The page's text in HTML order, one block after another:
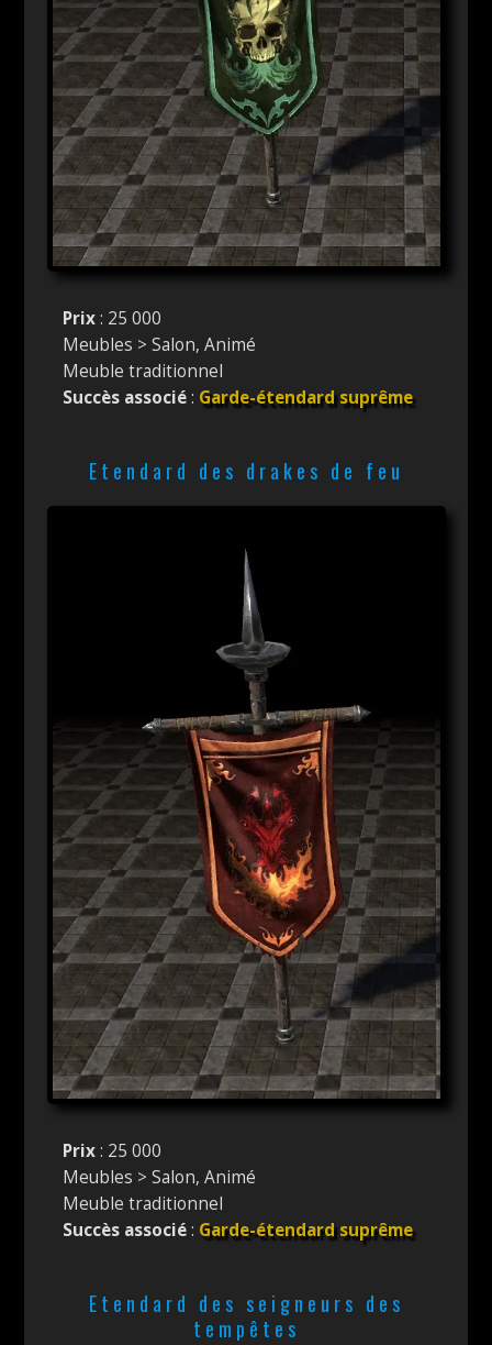
Prix: 25 000
Meubles > Salon, Animé
Meuble traditionnel
Succès associé: Garde-étendard suprême
Etendard des drakes de feu
Prix: 25 000
Meubles > Salon, Animé
Meuble traditionnel
Succès associé: Garde-étendard suprême
Etendard des seigneurs des
tempêtes